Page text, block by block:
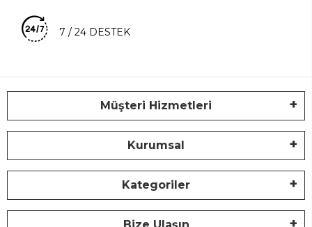
7 / 24 DESTEK
Müşteri Hizmetleri
Kurumsal
Kategoriler
Bize Ulaşın